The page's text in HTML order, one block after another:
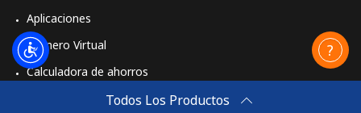
Todos Los Productos
Aplicaciones
Número Virtual
Calculadora de ahorros